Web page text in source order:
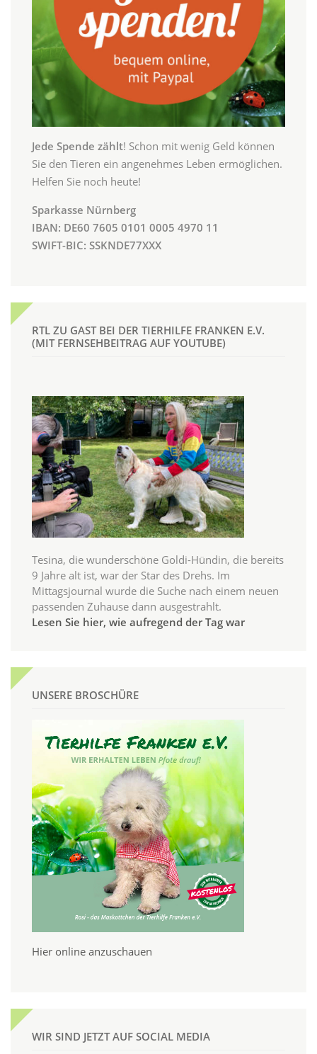
Jede Spende zählt! Schon mit wenig Geld können
Sie den Tieren ein angenehmes Leben ermöglichen.
Helfen Sie noch heute!
Sparkasse Nürnberg
IBAN: DE60 7605 0101 0005 4970 11
SWIFT-BIC: SSKNDE77XXX
RTL ZU GAST BEI DER TIERHILFE FRANKEN E.V.
(MIT FERNSEHBEITRAG AUF YOUTUBE)
Tesina, die wunderschöne Goldi-Hündin, die bereits
9 Jahre alt ist, war der Star des Drehs. Im
Mittagsjournal wurde die Suche nach einem neuen
passenden Zuhause dann ausgestrahlt.
Lesen Sie hier, wie aufregend der Tag war
UNSERE BROSCHÜRE
Hier online anzuschauen
WIR SIND JETZT AUF SOCIAL MEDIA